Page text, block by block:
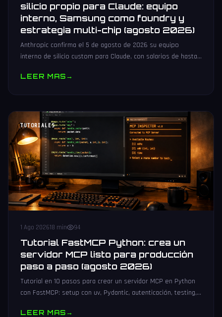
silicio propio para Claude: equipo
interno, Samsung como foundry y
estrategia multi-chip (agosto 2026)
Anthropic confirma el 5 de agosto de 2026 su equipo
interno de silicio custom para Claude, con salarios de hasta
estrategia multi-chip.
LEER MAS→
TUTORIALES
1 Ago 202618 min 94
Tutorial FastMCP Python: crea un
servidor MCP listo para producción
paso a paso (agosto 2026)
Tutorial en 10 pasos para crear un servidor MCP en Python
con FastMCP: setup con uv, Pydantic, autenticación, testing,
LEER MAS→